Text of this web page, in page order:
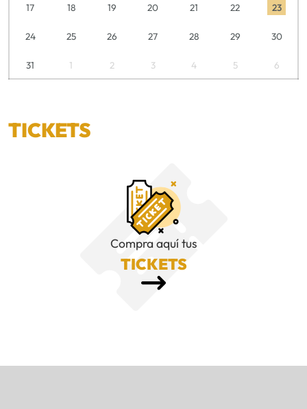
17 18 19 20 21 22 23
24 25 26 27 28 29 30
31 1 2 3 4 5 6
TICKETS
Compra aquí tus
TICKETS